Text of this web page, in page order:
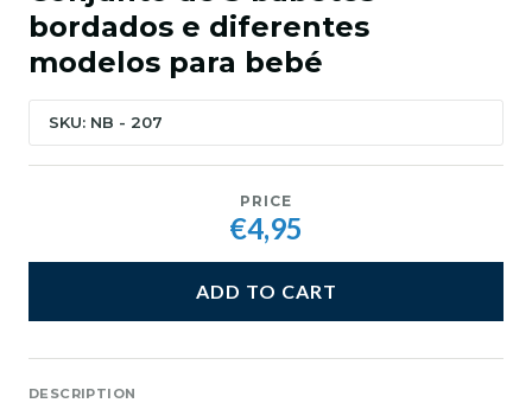
bordados e diferentes
modelos para bebé
SKU: NB - 207
PRICE
€4,95
ADD TO CART
DESCRIPTION